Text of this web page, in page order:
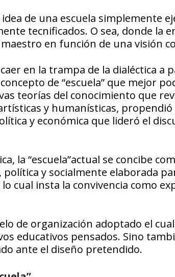
idea de una escuela simplemente
tecnificados. O sea, donde la
en función de una visión
en la trampa de la dialéctica a
de “escuela” que mejor
teorías del conocimiento que
y humanísticas,
y económica que lideró el
la “escuela”actual se concibe
y socialmente elaborada
cual insta la convivencia como
de organización adoptado el
educativos pensados. Sino
ante el diseño pretendido.